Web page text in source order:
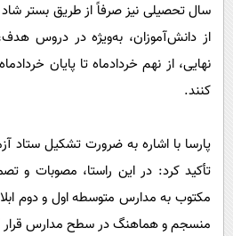
سال تحصیلی نیز صرفاً از طریق بستر
از دانش‌آموزان، به‌ویژه در دروس
نهایی، از نهم خردادماه تا پایان
کنند.
پارسا با اشاره به ضرورت تشکیل ستاد
تأکید کرد: در این راستا، مصوبات و
مکتوب به مدارس متوسطه اول و دوم
منسجم و هماهنگ در سطح مدارس قرار